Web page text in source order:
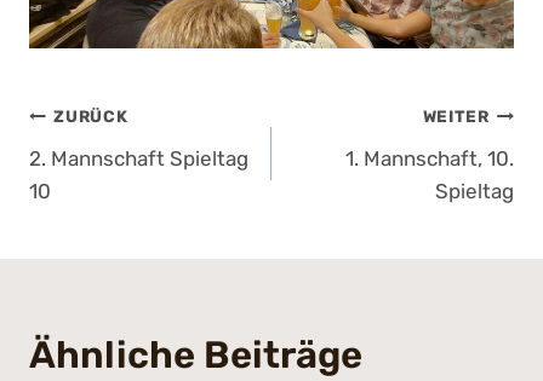
Beitragsnavigation
ZURÜCK
2. Mannschaft Spieltag
10
WEITER
1. Mannschaft, 10.
Spieltag
Ähnliche Beiträge